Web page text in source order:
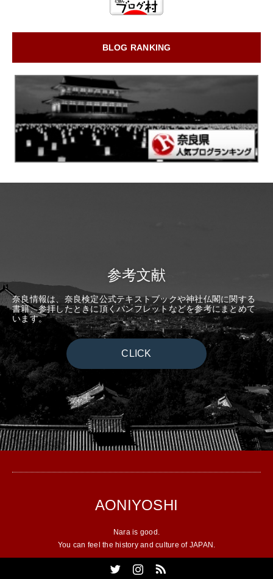
BLOG RANKING
参考文献
奈良情報は、奈良検定公式テキストブックや神社仏閣に関する
書籍、参拝したときに頂くパンフレットなどを参考にまとめて
います。
CLICK
AONIYOSHI
Nara is good.
You can feel the history and culture of JAPAN.